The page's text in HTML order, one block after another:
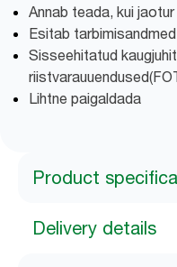
Annab teada, kui
Esitab tarbimisandmed
Sisseehitatud
Lihtne paigaldada
Product
Delivery details